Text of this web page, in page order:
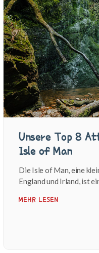
Unsere Top 8
Isle of Man
Die Isle of Man, eine
England und Irland, ist
MEHR LESEN